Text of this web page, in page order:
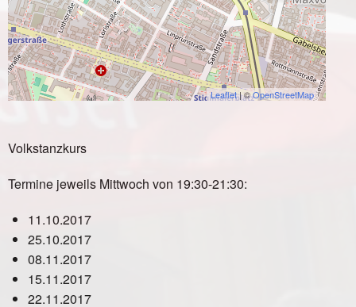
Leaflet| ©OpenStreetMap
Volkstanzkurs
Termine jeweils Mittwoch von 19:30-21:30:
11.10.2017
25.10.2017
08.11.2017
15.11.2017
22.11.2017